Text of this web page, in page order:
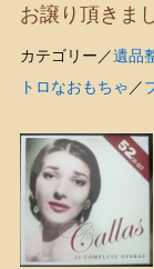
お譲り頂きま
カテゴリー／遺品
トロなおもちゃ／